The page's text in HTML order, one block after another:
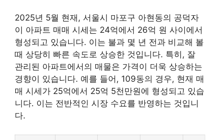
2025년 5월 현재, 서울시 마포구 아현동의 공덕자
이 아파트 매매 시세는 24억에서 26억 원 사이에서
형성되고 있습니다. 이는 불과 몇 년 전과 비교해 볼
때 상당히 빠른 속도로 상승한 것입니다. 특히, 잘
관리된 아파트에서의 매물은 가격이 더욱 상승하는
경향이 있습니다. 예를 들어, 109동의 경우, 현재 매
매 시세가 25억에서 25억 5천만원에 형성되고 있습
니다. 이는 전반적인 시장 수요를 반영하는 것입니
다.